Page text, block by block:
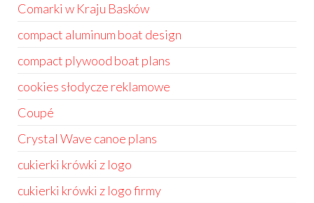
Comarki w Kraju Basków
compact aluminum boat design
compact plywood boat plans
cookies słodycze reklamowe
Coupé
Crystal Wave canoe plans
cukierki krówki z logo
cukierki krówki z logo firmy